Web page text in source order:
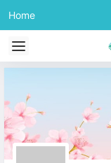
Home